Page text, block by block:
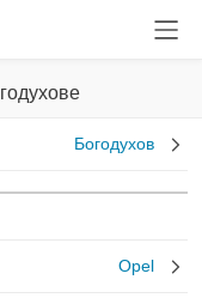
Богодухов
Opel